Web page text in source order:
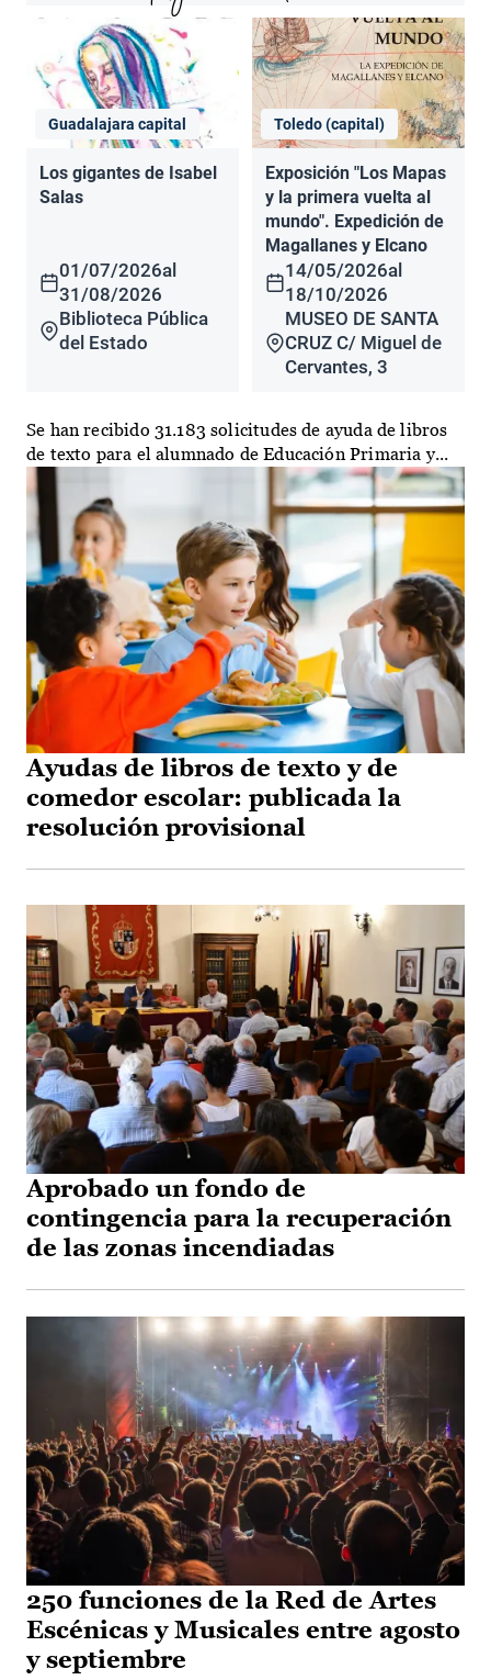
Guadalajara capital
Los gigantes de Isabel
Salas
01/07/2026al
31/08/2026
Biblioteca Pública
del Estado
Toledo (capital)
Exposición "Los Mapas
y la primera vuelta al
mundo". Expedición de
Magallanes y Elcano
14/05/2026al
18/10/2026
MUSEO DE SANTA
CRUZ C/ Miguel de
Cervantes, 3
Ayudas de libros de texto y de
comedor escolar: publicada la
resolución provisional
Se han recibido 31.183 solicitudes de ayuda de libros
de texto para el alumnado de Educación Primaria y...
Aprobado un fondo de
contingencia para la recuperación
de las zonas incendiadas
250 funciones de la Red de Artes
Escénicas y Musicales entre agosto
y septiembre